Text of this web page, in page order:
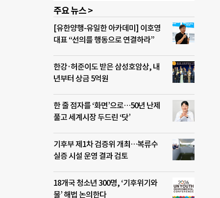
주요 뉴스 >
[유한양행-유일한 아카데미] 이호영
대표 “선의를 행동으로 연결하라”
한강·허준이도 받은 삼성호암상, 내
년부터 상금 5억원
한 줄 점자를 ‘화면’으로…50년 난제
풀고 세계시장 두드린 ‘닷’
기후부 제1차 검증위 개최…복류수
실증 시설 운영 결과 검토
18개국 청소년 300명, ‘기후위기와
물’ 해법 논의한다